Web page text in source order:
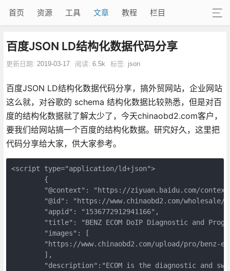
首页 资源 工具 文章 教程 栏目
百度JSON LD结构化数据代码分享
更新日期: 2019-03-17 阅读: 6.5k 标签: json
百度JSON LD结构化数据代码分享，搞外贸网站，企业网站
这么就，对谷歌的 schema 结构化数据比较熟悉，但是对百
度的结构化数据就了解太少了，今天chinaobd2.com客户，
要我们给网站搞一个百度的结构化数据。研究好久，这里把
代码分享给大家，供大家参考。
<script type="application/ld+json">
        {
"@context": "https://ziyuan.baidu.com/
"@id": "https://www.chinaobd2.com/
        "appid": "1536772912941166",
"title": "BENZ ECOM DoIP Diagnostic and
        "images": [
"https://www.chinaobd2.com/upload/pro/benz-
        ],
"description":"ECOM is the diagnostic and